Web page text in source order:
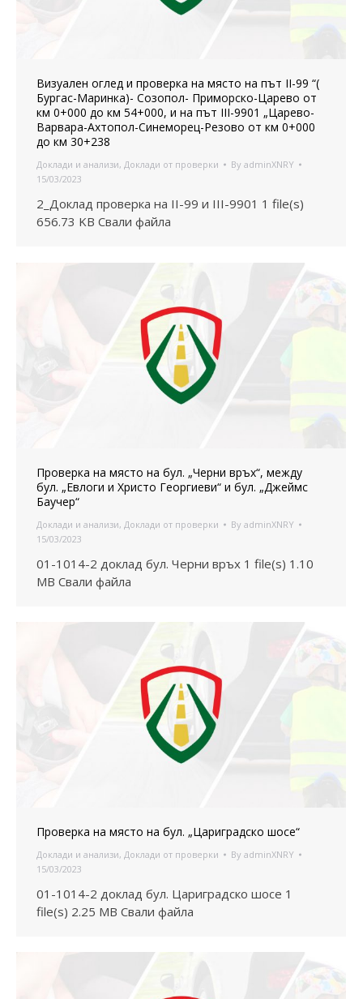
Визуален оглед и проверка на място на път II-99 “(
Бургас-Маринка)- Созопол- Приморско-Царево от
км 0+000 до км 54+000, и на път III-9901 „Царево-
Варвара-Ахтопол-Синеморец-Резово от км 0+000
до км 30+238
Доклади и анализи, Доклади от проверки By adminXNRY
15/03/2023
2_Доклад проверка на II-99 и III-9901 1 file(s)
656.73 KB Свали файла
Проверка на място на бул. „Черни връх“, между
бул. „Евлоги и Христо Георгиеви“ и бул. „Джеймс
Баучер“
Доклади и анализи, Доклади от проверки By adminXNRY
15/03/2023
01-1014-2 доклад бул. Черни връх 1 file(s) 1.10
MB Свали файла
Проверка на място на бул. „Цариградско шосе“
Доклади и анализи, Доклади от проверки By adminXNRY
15/03/2023
01-1014-2 доклад бул. Цариградско шосе 1
file(s) 2.25 MB Свали файла